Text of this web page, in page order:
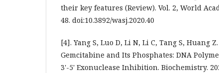
their key features (Review). Vol. 2, World
48. doi:10.3892/wasj.2020.40
[4]. Yang S, Luo D, Li N, Li C, Tang S, Huang
Gemcitabine and Its Phosphates: DNA
3'-5' Exonuclease Inhibition. Biochemistry.